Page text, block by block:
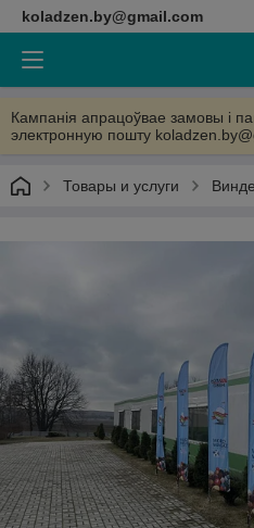
koladzen.by@gmail.com
Кампанія апрацоўвае замовы і
электронную пошту
Товары и услуги